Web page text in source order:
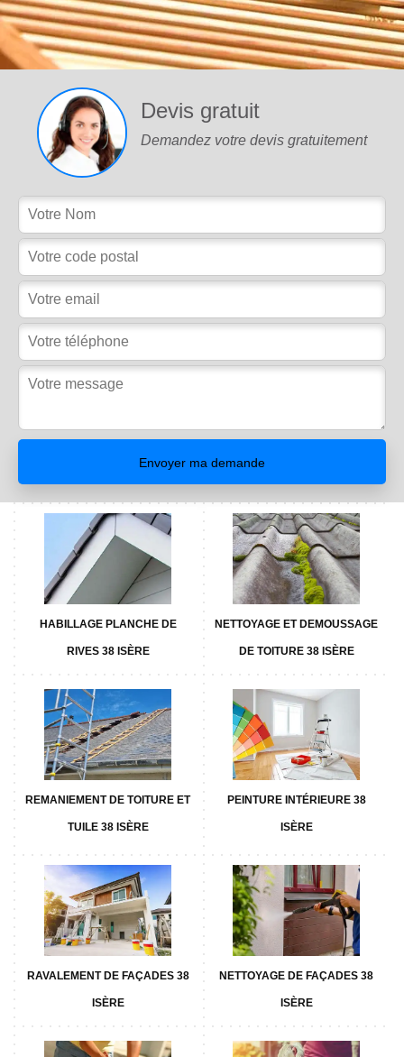
Devis gratuit
Demandez votre devis gratuitement
HABILLAGE PLANCHE DE
RIVES 38 ISÈRE
NETTOYAGE ET DEMOUSSAGE
DE TOITURE 38 ISÈRE
REMANIEMENT DE TOITURE ET
TUILE 38 ISÈRE
PEINTURE INTÉRIEURE 38
ISÈRE
RAVALEMENT DE FAÇADES 38
ISÈRE
NETTOYAGE DE FAÇADES 38
ISÈRE